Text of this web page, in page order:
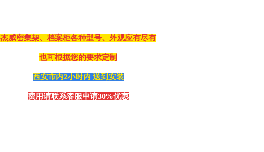
杰威密集架、档案柜各种型号、外观应有尽有
也可根据您的要求定制
西安市内2小时内 送到安装
费用请联系客服申请30%优惠